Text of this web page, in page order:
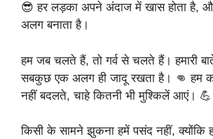
😎 हर लड़का अपने अंदाज में खास होता है,
अलग बनाता है।
हम जब चलते हैं, तो गर्व से चलते हैं। हमारी
सबकुछ एक अलग ही जादू रखता है। 👊 हम
नहीं बदलते, चाहे कितनी भी मुश्किलें आएं। 💪
किसी के सामने झुकना हमें पसंद नहीं, क्योंकि